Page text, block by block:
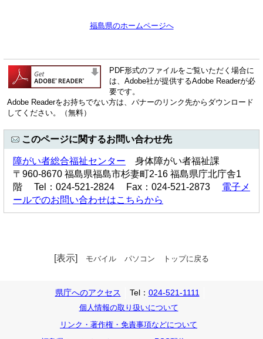
福島県のホームページへ
PDF形式のファイルをご覧いただく場合に
は、Adobe社が提供するAdobe Readerが必
要です。
Adobe Readerをお持ちでない方は、バナーのリンク先からダウンロード
してください。（無料）
このページに関するお問い合わせ先
障がい者総合福祉センター 身体障がい者福祉課
〒960-8670 福島県福島市杉妻町2-16 福島県庁北庁舎1
階 Tel：024-521-2824 Fax：024-521-2873 電子メ
ールでのお問い合わせはこちらから
[表示] モバイル パソコン トップに戻る
県庁へのアクセス Tel： 024-521-1111
個人情報の取り扱いについて
リンク・著作権・免責事項などについて